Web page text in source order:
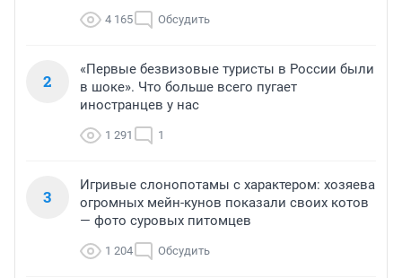
4 165 Обсудить
2
«Первые безвизовые туристы в России были
в шоке». Что больше всего пугает
иностранцев у нас
1 291 1
3
Игривые слонопотамы с характером: хозяева
огромных мейн-кунов показали своих котов
— фото суровых питомцев
1 204 Обсудить